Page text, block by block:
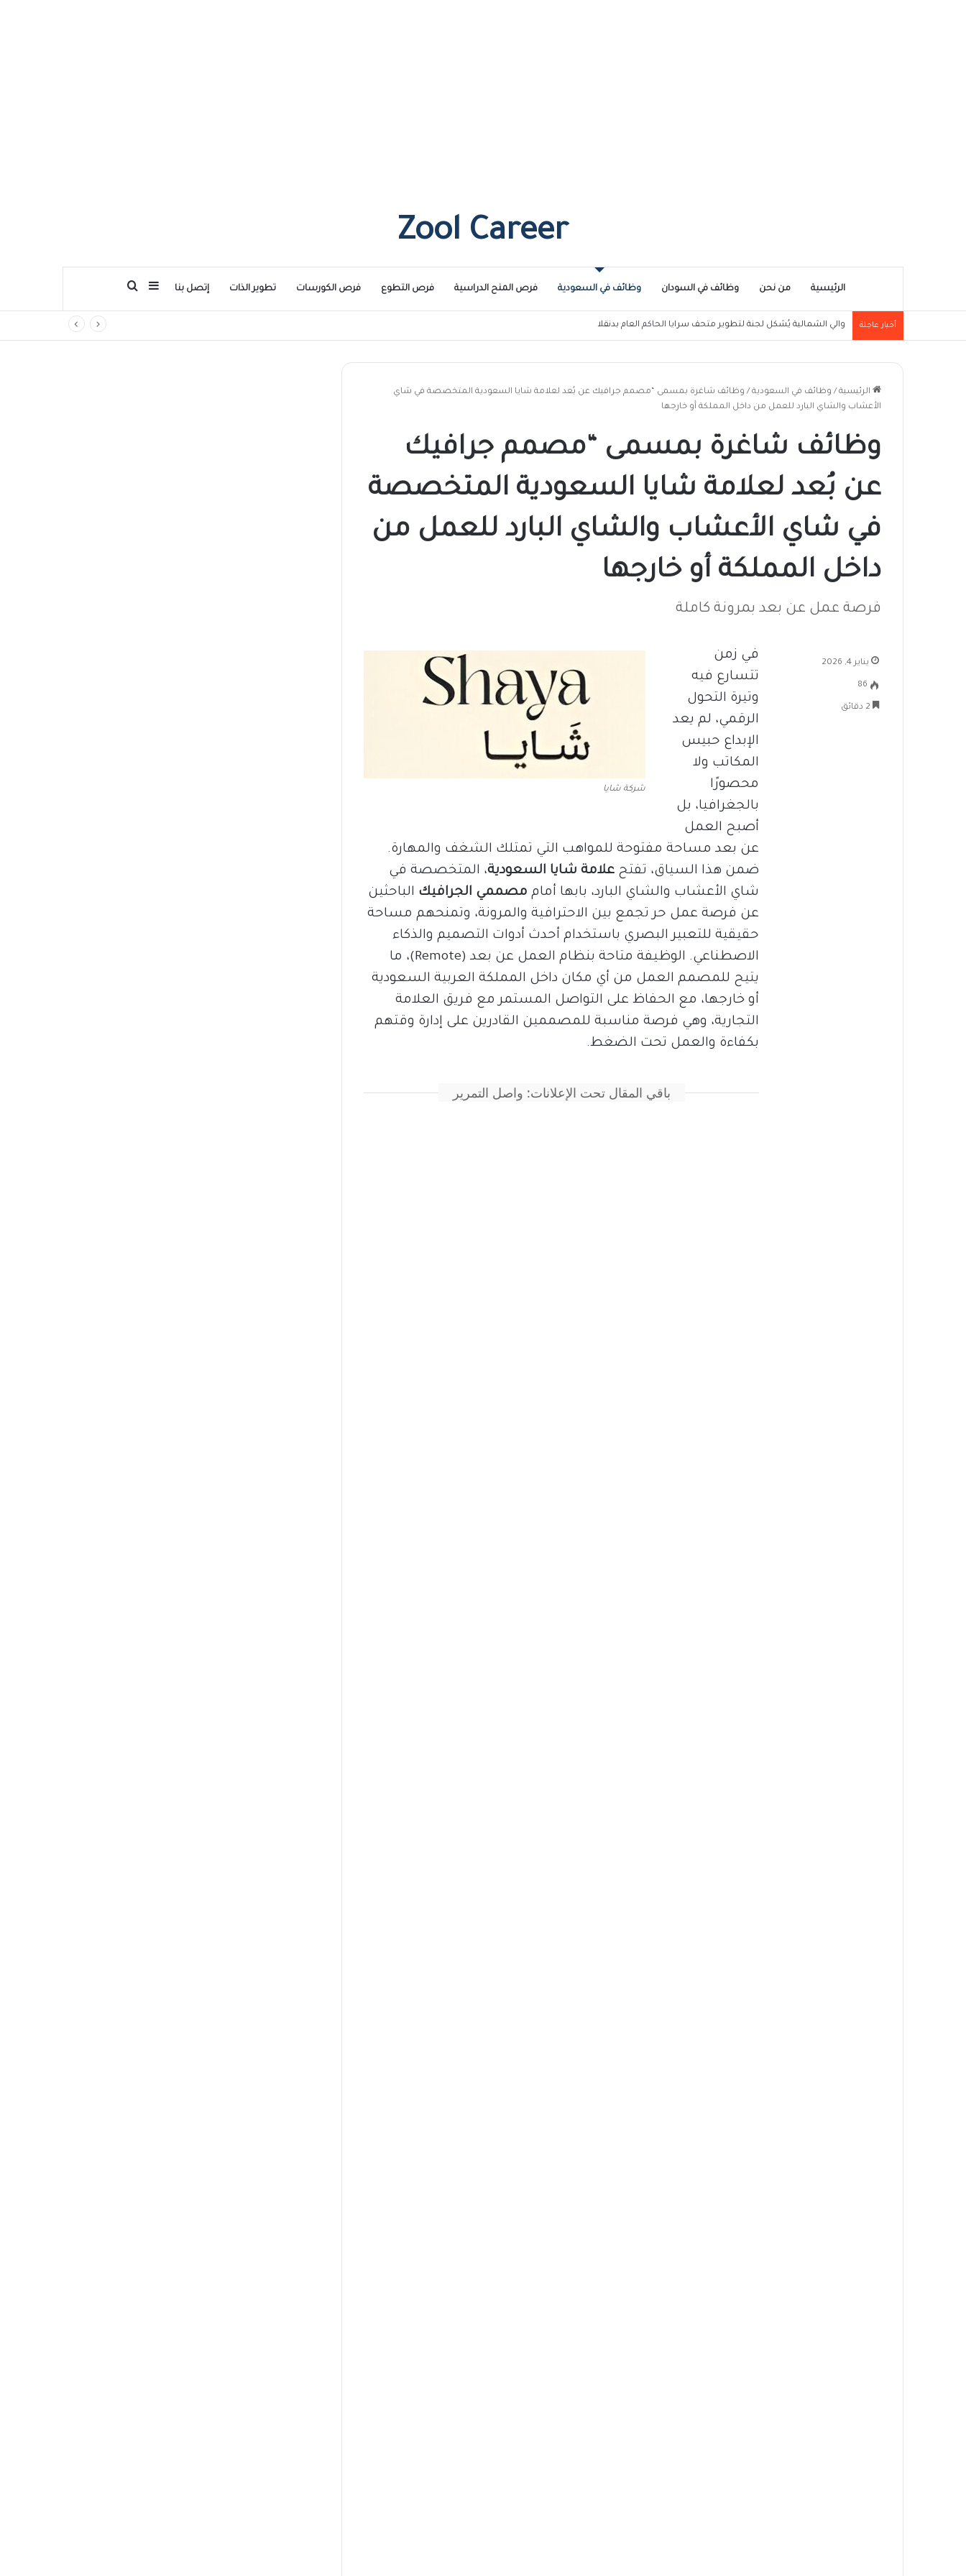
Zool Career
الرئيسية من نحن وظائف في السودان وظائف في السعودية فرص المنح الدراسية فرص التطوع فرص الكورسات تطوير الذات إتصل بنا إضافة عمود جانبي
بحث عن
أخبار عاجلة والي الشمالية يُشكل لجنة لتطوير متحف سرايا الحاكم العام بدنقلا
الرئيسية / وظائف في السعودية / وظائف شاغرة بمسمى “مصمم جرافيك عن بُعد لعلامة شايا السعودية المتخصصة في شاي
الأعشاب والشاي البارد للعمل من داخل المملكة أو خارجها
وظائف شاغرة بمسمى “مصمم جرافيك
عن بُعد لعلامة شايا السعودية المتخصصة
في شاي الأعشاب والشاي البارد للعمل من
داخل المملكة أو خارجها
فرصة عمل عن بعد بمرونة كاملة
شركة شايا
في زمن
تتسارع فيه
وتيرة التحول
الرقمي، لم يعد
الإبداع حبيس
المكاتب ولا
محصورًا
بالجغرافيا، بل
أصبح العمل
عن بعد مساحة مفتوحة للمواهب التي تمتلك الشغف والمهارة.
ضمن هذا السياق، تفتح علامة شايا السعودية، المتخصصة في
شاي الأعشاب والشاي البارد، بابها أمام مصممي الجرافيك الباحثين
عن فرصة عمل حر تجمع بين الاحترافية والمرونة، وتمنحهم مساحة
حقيقية للتعبير البصري باستخدام أحدث أدوات التصميم والذكاء
الاصطناعي. الوظيفة متاحة بنظام العمل عن بعد (Remote)، ما
يتيح للمصمم العمل من أي مكان داخل المملكة العربية السعودية
أو خارجها، مع الحفاظ على التواصل المستمر مع فريق العلامة
التجارية، وهي فرصة مناسبة للمصممين القادرين على إدارة وقتهم
بكفاءة والعمل تحت الضغط.
باقي المقال تحت الإعلانات: واصل التمرير
يناير 4, 2026
86